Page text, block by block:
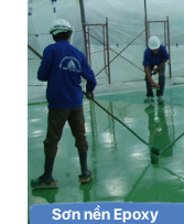
Sơn nền Epoxy